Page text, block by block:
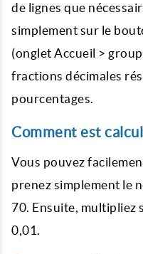
de lignes que
simplement sur le
(onglet Accueil >
fractions décimales
pourcentages.
Comment est
Vous pouvez
prenez simplement le
70. Ensuite, multipliez
0,01.